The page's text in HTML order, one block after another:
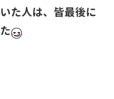
た人は、皆最後に